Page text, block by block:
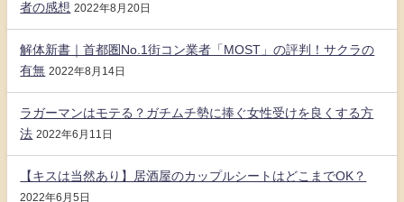
者の感想 2022年8月20日
解体新書｜首都圏No.1街コン業者「MOST」の評判！サクラの
有無 2022年8月14日
ラガーマンはモテる？ガチムチ勢に捧ぐ女性受けを良くする方
法 2022年6月11日
【キスは当然あり】居酒屋のカップルシートはどこまでOK？
2022年6月5日